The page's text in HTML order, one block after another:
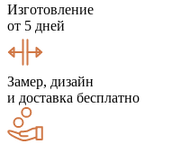
Изготовление
от 5 дней
Замер, дизайн
и доставка бесплатно